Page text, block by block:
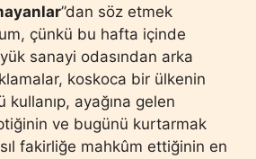
”dan söz etmek
çünkü bu hafta içinde
sanayi odasından arka
koskoca bir ülkenin
kullanıp, ayağına gelen
ve bugünü kurtarmak
fakirliğe mahkûm ettiğinin en